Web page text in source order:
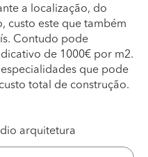
a localização, do
custo este que também
Contudo pode
de 1000€ por m2.
que pode
total de construção.
arquitetura